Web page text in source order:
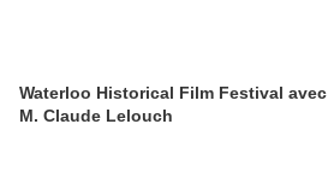
Waterloo Historical Film Festival avec
M. Claude Lelouch